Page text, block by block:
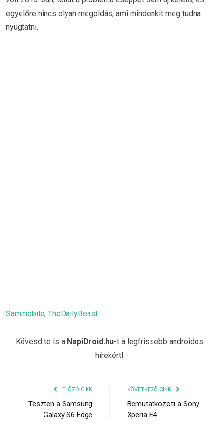
egyelőre nincs olyan megoldás, ami mindenkit meg tudna
nyugtatni.
Sammobile, TheDailyBeast
Kövesd te is a NapiDroid.hu-t a legfrissebb androidos
hírekért!
ELŐZŐ CIKK
Teszten a Samsung
Galaxy S6 Edge
KÖVETKEZŐ CIKK
Bemutatkozott a Sony
Xperia E4